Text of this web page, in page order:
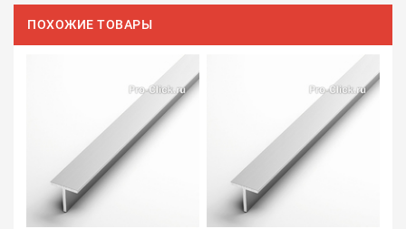
ПОХОЖИЕ ТОВАРЫ